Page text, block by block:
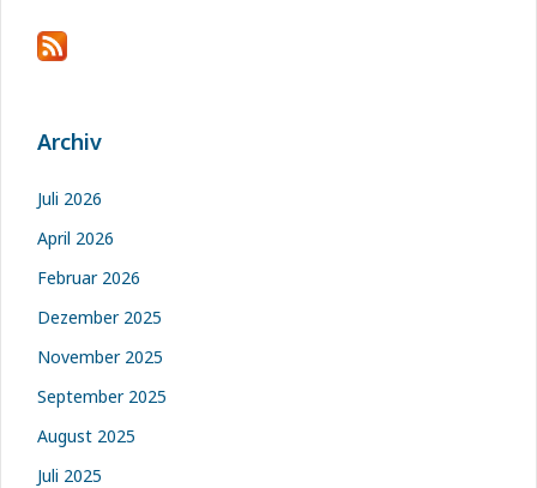
Archiv
Juli 2026
April 2026
Februar 2026
Dezember 2025
November 2025
September 2025
August 2025
Juli 2025